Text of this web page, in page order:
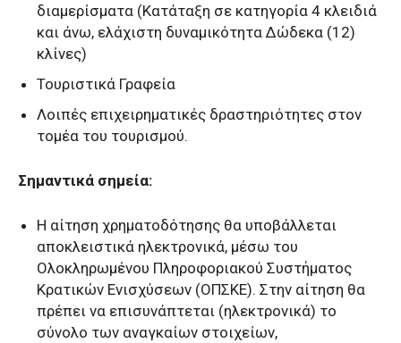
διαμερίσματα (Κατάταξη σε κατηγορία 4 κλειδιά
και άνω, ελάχιστη δυναμικότητα Δώδεκα (12)
κλίνες)
Τουριστικά Γραφεία
Λοιπές επιχειρηματικές δραστηριότητες στον
τομέα του τουρισμού.
Σημαντικά σημεία:
Η αίτηση χρηματοδότησης θα υποβάλλεται
αποκλειστικά ηλεκτρονικά, μέσω του
Ολοκληρωμένου Πληροφοριακού Συστήματος
Κρατικών Ενισχύσεων (ΟΠΣΚΕ). Στην αίτηση θα
πρέπει να επισυνάπτεται (ηλεκτρονικά) το
σύνολο των αναγκαίων στοιχείων,